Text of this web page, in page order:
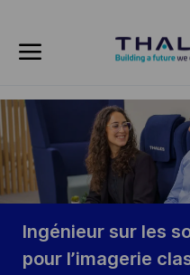
-
Ingénieur sur les
pour l’imagerie